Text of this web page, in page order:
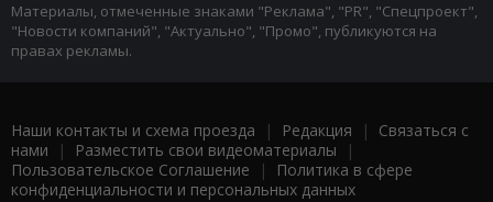
Материалы, отмеченные знаками "Реклама", "PR", "Спецпроект",
"Новости компаний", "Актуально", "Промо", публикуются на
правах рекламы.
Наши контакты и схема проезда | Редакция | Связаться с
нами | Разместить свои видеоматериалы |
Пользовательское Соглашение |
Политика в сфере
конфиденциальности и персональных данных